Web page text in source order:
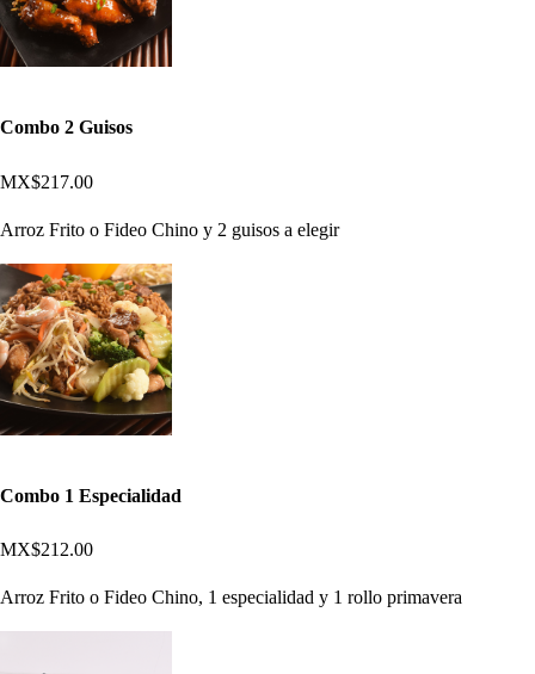
Combo 2 Guisos
MX$217.00
Arroz Frito o Fideo Chino y 2 guisos a elegir
Combo 1 Especialidad
MX$212.00
Arroz Frito o Fideo Chino, 1 especialidad y 1 rollo primavera